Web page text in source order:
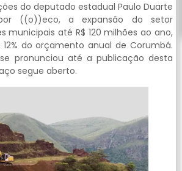
do deputado estadual Paulo Duarte
((o))eco, a expansão do setor
municipais até R$ 120 milhões ao ano,
do orçamento anual de Corumbá.
pronunciou até a publicação desta
segue aberto.